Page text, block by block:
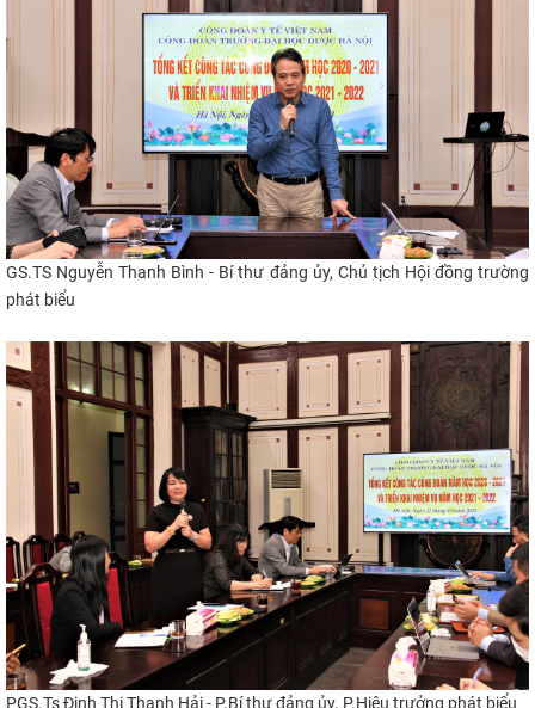
GS.TS Nguyễn Thanh Bình - Bí thư đảng ủy, Chủ tịch Hội đồng trường
phát biểu
PGS.Ts Đinh Thị Thanh Hải - P.Bí thư đảng ủy. P.Hiệu trưởng phát biểu